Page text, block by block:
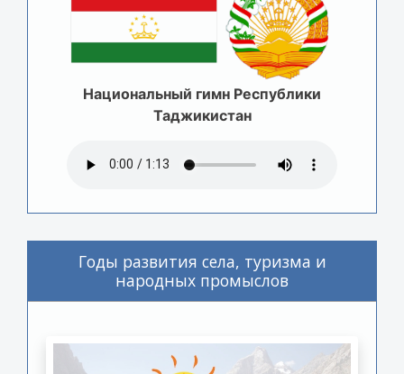
Национальный гимн Республики
Таджикистан
Годы развития села, туризма и
народных промыслов